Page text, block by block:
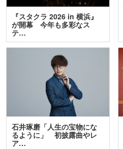
『スタクラ 2026 in 横浜』
が開幕 今年も多彩なス
テ…
石井琢磨「人生の宝物にな
るように」 初披露曲やレ
ア…